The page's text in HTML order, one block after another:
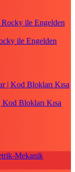
ile Engelden
Blokları Kısa
Mekanik